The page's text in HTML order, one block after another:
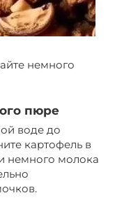
немного
пюре
воде до
картофель в
немного молока